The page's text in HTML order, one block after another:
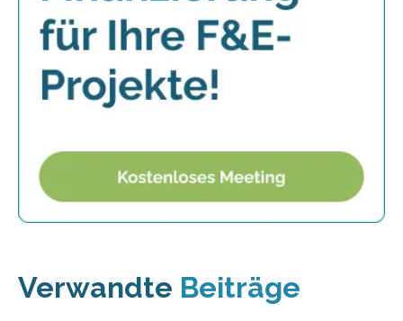
Verwandte Beiträge